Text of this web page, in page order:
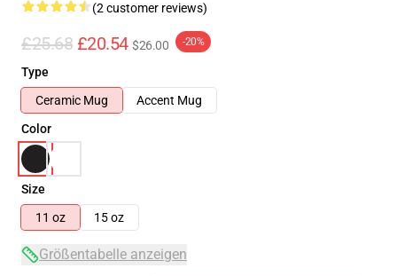
(2 customer reviews)
£25.68 £20.54 $26.00 -20%
Type
Ceramic Mug
Accent Mug
Color
Size
11 oz
15 oz
Größentabelle anzeigen